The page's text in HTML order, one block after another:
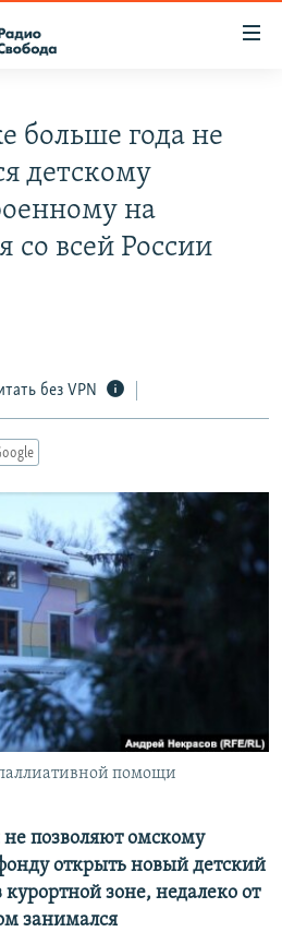
больше года не
детскому
на
со всей России
без VPN
помощи
позволяют омскому
открыть новый детский
зоне, недалеко от
занимался